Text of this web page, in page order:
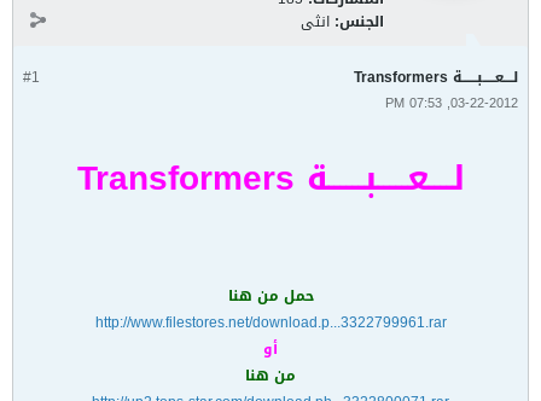
الجنس: انثى
#1 لــــعـــــبــــــة Transformers
03-22-2012, 07:53 PM
لــــعـــــبــــــة Transformers
حمل من هنا
http://www.filestores.net/download.p...3322799961.rar
أو
من هنا